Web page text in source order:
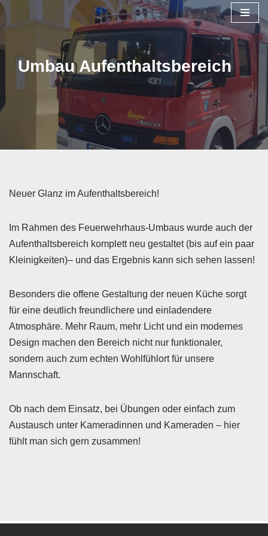
springen
Umbau Aufenthaltsbereich
Neuer Glanz im Aufenthaltsbereich!
Im Rahmen des Feuerwehrhaus-Umbaus wurde auch der
Aufenthaltsbereich komplett neu gestaltet (bis auf ein paar
Kleinigkeiten)– und das Ergebnis kann sich sehen lassen!
Besonders die offene Gestaltung der neuen Küche sorgt
für eine deutlich freundlichere und einladendere
Atmosphäre. Mehr Raum, mehr Licht und ein modernes
Design machen den Bereich nicht nur funktionaler,
sondern auch zum echten Wohlfühlort für unsere
Mannschaft.
Ob nach dem Einsatz, bei Übungen oder einfach zum
Austausch unter Kameradinnen und Kameraden – hier
fühlt man sich gern zusammen!